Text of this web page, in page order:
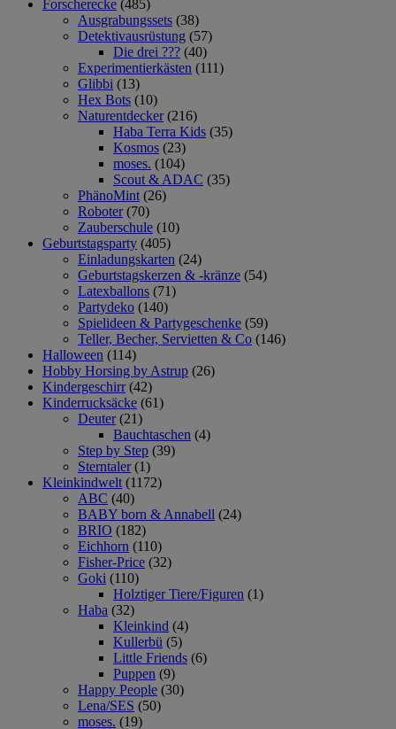
Forscherecke (485)
Ausgrabungssets (38)
Detektivausrüstung (57)
Die drei ??? (40)
Experimentierkästen (111)
Glibbi (13)
Hex Bots (10)
Naturentdecker (216)
Haba Terra Kids (35)
Kosmos (23)
moses. (104)
Scout & ADAC (35)
PhänoMint (26)
Roboter (70)
Zauberschule (10)
Geburtstagsparty (405)
Einladungskarten (24)
Geburtstagskerzen & -kränze (54)
Latexballons (71)
Partydeko (140)
Spielideen & Partygeschenke (59)
Teller, Becher, Servietten & Co (146)
Halloween (114)
Hobby Horsing by Astrup (26)
Kindergeschirr (42)
Kinderrucksäcke (61)
Deuter (21)
Bauchtaschen (4)
Step by Step (39)
Sterntaler (1)
Kleinkindwelt (1172)
ABC (40)
BABY born & Annabell (24)
BRIO (182)
Eichhorn (110)
Fisher-Price (32)
Goki (110)
Holztiger Tiere/Figuren (1)
Haba (32)
Kleinkind (4)
Kullerbü (5)
Little Friends (6)
Puppen (9)
Happy People (30)
Lena/SES (50)
moses. (19)